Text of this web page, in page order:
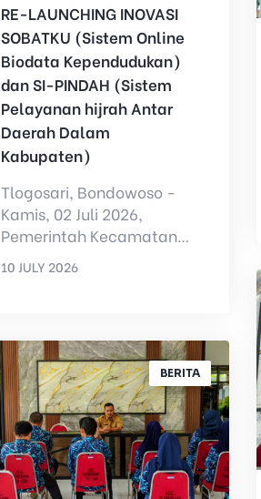
RE-LAUNCHING INOVASI
SOBATKU (Sistem Online
Biodata Kependudukan)
dan SI-PINDAH (Sistem
Pelayanan hijrah Antar
Daerah Dalam
Kabupaten)
Tlogosari, Bondowoso -
Kamis, 02 Juli 2026,
Pemerintah Kecamatan
launching Inovasi
10 JULY 2026
BERITA